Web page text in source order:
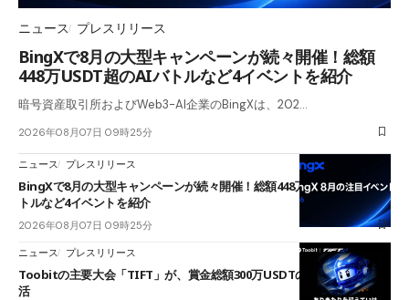
ニュース プレスリリース
BingXで8月の大型キャンペーンが続々開催！総額
448万USDT超のAIバトルなど4イベントを紹介
暗号資産取引所およびWeb3-AI企業のBingXは、202…
2026年08月07日 09時25分
ニュース プレスリリース
BingXで8月の大型キャンペーンが続々開催！総額448万USDT超のAIバ
トルなど4イベントを紹介
2026年08月07日 09時25分
ニュース プレスリリース
Toobitの主要大会「TIFT」が、賞金総額300万USDTのレースとして復
活